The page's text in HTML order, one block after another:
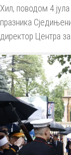
Хил, поводом
празника
директор Центра